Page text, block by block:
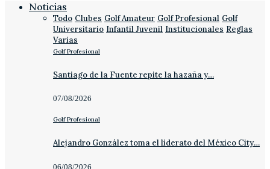
Noticias
Todo Clubes Golf Amateur Golf Profesional Golf
Universitario Infantil Juvenil Institucionales Reglas
Varias
Golf Profesional
Santiago de la Fuente repite la hazaña y…
07/08/2026
Golf Profesional
Alejandro González toma el liderato del México City…
06/08/2026